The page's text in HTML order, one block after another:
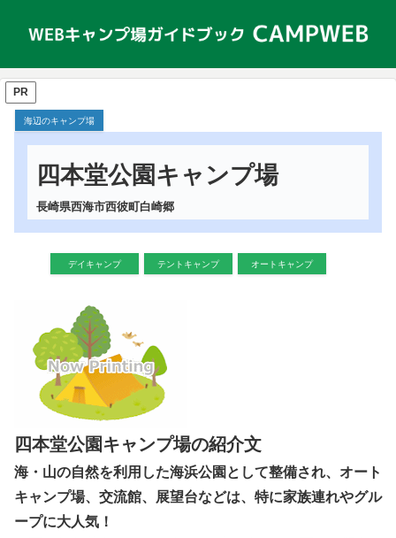
PR
海辺のキャンプ場
四本堂公園キャンプ場
長崎県西海市西彼町白崎郷
デイキャンプ テントキャンプ オートキャンプ
四本堂公園キャンプ場の紹介文
海・山の自然を利用した海浜公園として整備され、オート
キャンプ場、交流館、展望台などは、特に家族連れやグル
ープに大人気！